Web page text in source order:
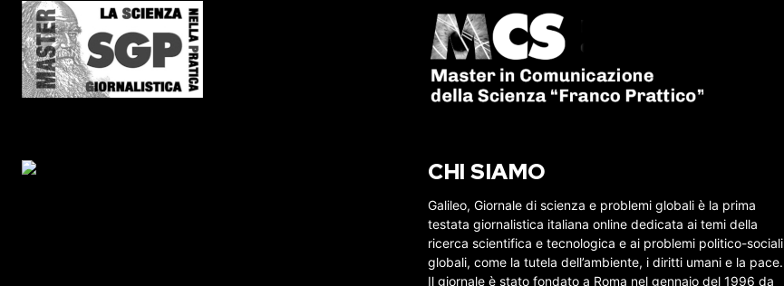
CHI SIAMO
Galileo, Giornale di scienza e problemi globali è la prima
testata giornalistica italiana online dedicata ai temi della
ricerca scientifica e tecnologica e ai problemi politico-sociali
globali, come la tutela dell’ambiente, i diritti umani e la pace.
Il giornale è stato fondato a Roma nel gennaio del 1996 da